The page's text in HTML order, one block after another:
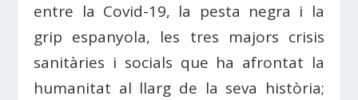
entre la Covid-19, la pesta negra i la
grip espanyola, les tres majors crisis
sanitàries i socials que ha afrontat la
humanitat al llarg de la seva història;